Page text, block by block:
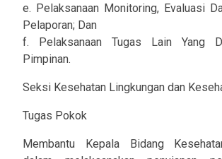
e. Pelaksanaan Monitoring, Evaluasi
Pelaporan; Dan
f. Pelaksanaan Tugas Lain Yang
Pimpinan.
Seksi Kesehatan Lingkungan dan
Tugas Pokok
Membantu Kepala Bidang